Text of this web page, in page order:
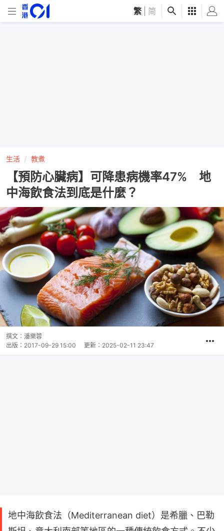
繁 简
生活 教煮
【預防心臟病】可降患病機率47% 地
中海飲食法到底是什麼？
撰文： 潘樂蓉
出版： 2017-09-29 15:00 更新： 2025-02-11 23:47
地中海飲食法（Mediterranean diet）是希臘、巴勒